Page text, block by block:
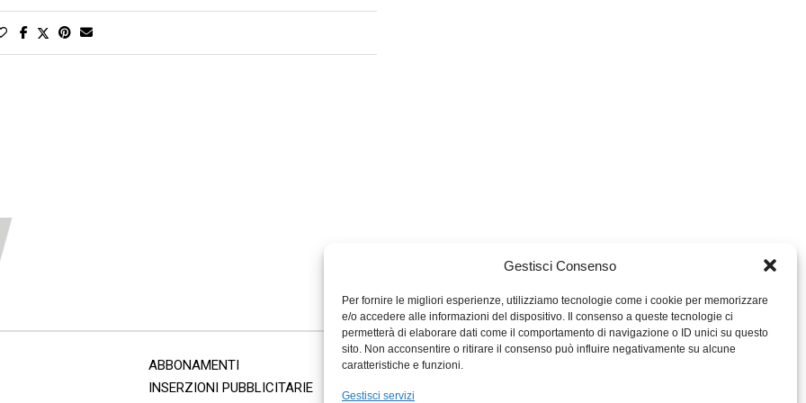
Gestisci Consenso
Per fornire le migliori esperienze, utilizziamo tecnologie come i cookie per memorizzare
e/o accedere alle informazioni del dispositivo. Il consenso a queste tecnologie ci
permetterà di elaborare dati come il comportamento di navigazione o ID unici su questo
sito. Non acconsentire o ritirare il consenso può influire negativamente su alcune
caratteristiche e funzioni.
Gestisci servizi
ABBONAMENTI
INSERZIONI PUBBLICITARIE
MIGROS TICINO